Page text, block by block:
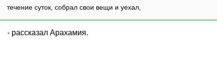
течение суток, собрал свои вещи и уехал,
- рассказал Арахамия.